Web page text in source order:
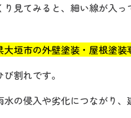
見てみると、細い線が入
大垣市の外壁塗装・屋根塗装
割れです。
の侵入や劣化につながり